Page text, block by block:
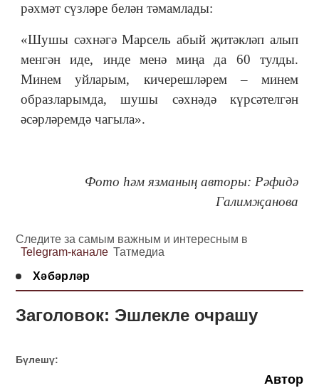
рәхмәт сүзләре белән тәмамлады:
«Шушы сәхнәгә Марсель абый җитәкләп алып
менгән иде, инде менә миңа да 60 тулды.
Минем уйларым, кичерешләрем – минем
образларымда, шушы сәхнәдә күрсәтелгән
әсәрләремдә чагыла».
Фото һәм язманың авторы: Рәфидә
Галимҗанова
Следите за самым важным и интересным в
Telegram-канале Татмедиа
Хәбәрләр
Заголовок: Эшлекле очрашу
Бүлешү:
Автор